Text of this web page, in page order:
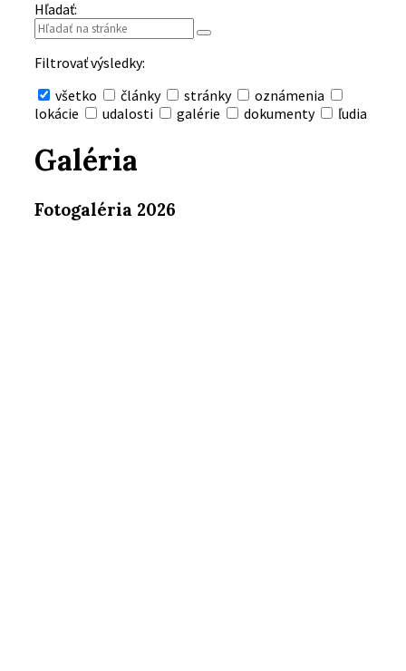
Hľadať:
Filtrovať výsledky:
všetko
články stránky
oznámenia
lokácie
udalosti galérie dokumenty ľudia
vyhľadávanie
Galéria
Fotogaléria 2026